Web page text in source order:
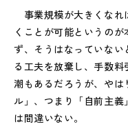
事業規模が大きくなれ
くことが可能というの
ず、そうはなっていな
る工夫を放棄し、手数
潮もあるだろうが、や
ル」、つまり「自前主
は間違いない。